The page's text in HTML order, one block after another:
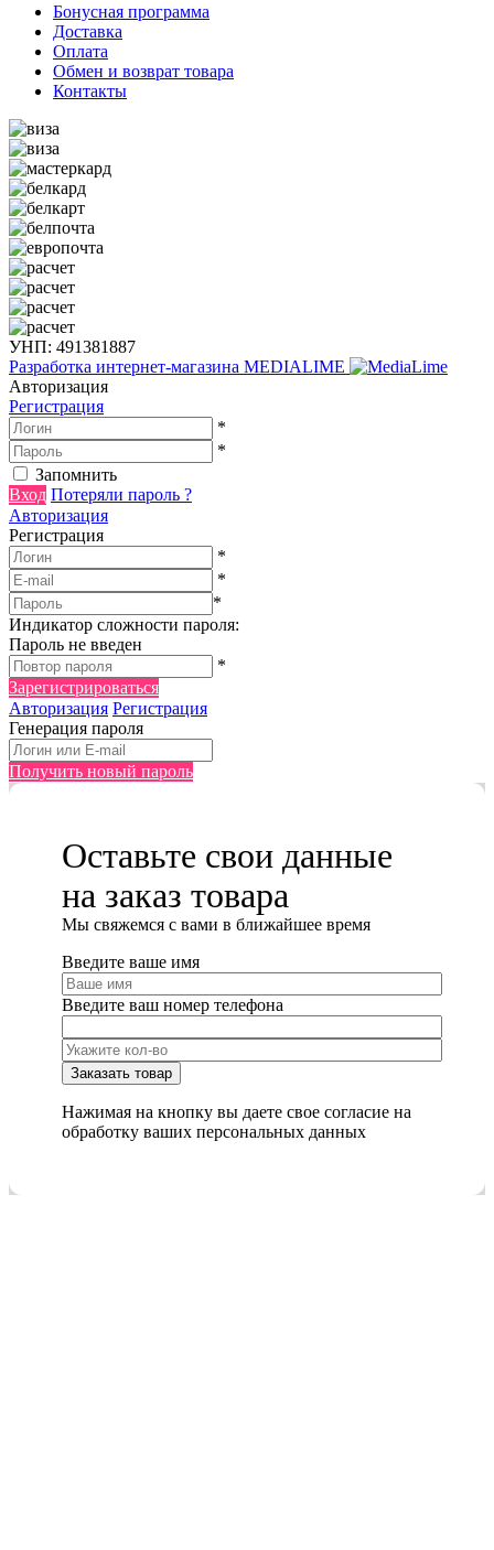
Бонусная программа
Доставка
Оплата
Обмен и возврат товара
Контакты
УНП: 491381887
Разработка интернет-магазина MEDIALIME
Авторизация
Регистрация
*
*
Запомнить
Вход Потеряли пароль ?
Авторизация
Регистрация
*
*
*
Индикатор сложности пароля:
Пароль не введен
*
Зарегистрироваться
Авторизация Регистрация
Генерация пароля
Получить новый пароль
Оставьте свои данные
на заказ товара
Мы cвяжемся с вами в ближайшее время
Введите ваше имя
Введите ваш номер телефона
Нажимая на кнопку вы даете свое согласие на
обработку ваших персональных данных